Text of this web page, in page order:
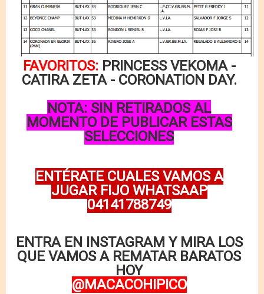
FAVORITOS: PRINCESS VEKOMA -
CATIRA ZETA - CORONATION DAY.
NOTA: SIN RETIRADOS AL
MOMENTO DE PUBLICAR ESTAS
SELECCIONES
ENTÉRATE CUALES VAMOS A
JUGAR FIJO WHATSAAP
04141788749
ENTRA EN INSTAGRAM Y MIRA LOS
QUE VAMOS A REMATAR BARATOS
HOY
@MACACOHIPICO